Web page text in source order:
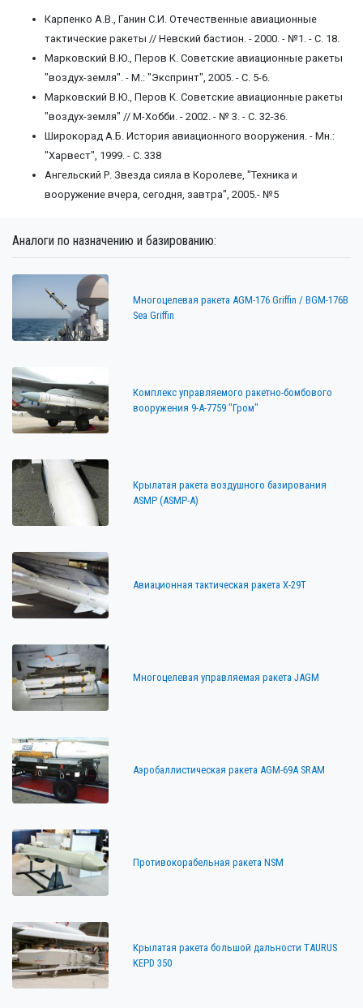
Карпенко А.В., Ганин С.И. Отечественные авиационные
тактические ракеты // Невский бастион. - 2000. - №1. - С. 18.
Марковский В.Ю., Перов К. Советские авиационные ракеты
"воздух-земля". - М.: "Экспринт", 2005. - С. 5-6.
Марковский В.Ю., Перов К. Советские авиационные ракеты
"воздух-земля" // М-Хобби. - 2002. - № 3. - С. 32-36.
Широкорад А.Б. История авиационного вооружения. - Мн.:
"Харвест", 1999. - С. 338
Ангельский Р. Звезда сияла в Королеве, "Техника и
вооружение вчера, сегодня, завтра", 2005.- №5
Аналоги по назначению и базированию:
Многоцелевая ракета AGM-176 Griffin / BGM-176B
Sea Griffin
Комплекс управляемого ракетно-бомбового
вооружения 9-А-7759 "Гром"
Крылатая ракета воздушного базирования
ASMP (ASMP-A)
Авиационная тактическая ракета Х-29Т
Многоцелевая управляемая ракета JAGM
Аэробаллистическая ракета AGM-69A SRAM
Противокорабельная ракета NSM
Крылатая ракета большой дальности TAURUS
KEPD 350